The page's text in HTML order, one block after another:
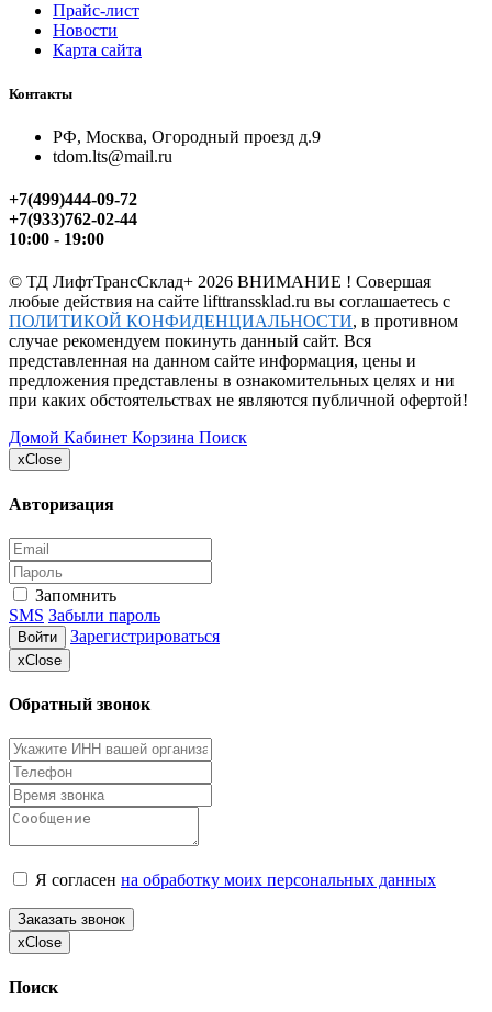
Прайс-лист
Новости
Карта сайта
Контакты
РФ, Москва, Огородный проезд д.9
tdom.lts@mail.ru
+7(499)444-09-72
+7(933)762-02-44
10:00 - 19:00
© ТД ЛифтТрансСклад+ 2026 ВНИМАНИЕ ! Совершая
любые действия на сайте lifttranssklad.ru вы соглашаетесь с
ПОЛИТИКОЙ КОНФИДЕНЦИАЛЬНОСТИ, в противном
случае рекомендуем покинуть данный сайт. Вся
представленная на данном сайте информация, цены и
предложения представлены в ознакомительных целях и ни
при каких обстоятельствах не являются публичной офертой!
Домой Кабинет Корзина Поиск
xClose
Авторизация
Запомнить
SMS Забыли пароль
Войти Зарегистрироваться
xClose
Обратный звонок
Я согласен на обработку моих персональных данных
Заказать звонок
xClose
Поиск